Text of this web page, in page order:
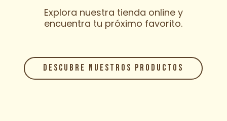
Explora nuestra tienda online y
encuentra tu próximo favorito.
DESCUBRE NUESTROS PRODUCTOS